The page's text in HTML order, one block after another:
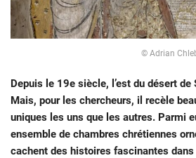
© Adrian
Depuis le 19e siècle, l’est du désert de
Mais, pour les chercheurs, il recèle
uniques les uns que les autres. Parmi
ensemble de chambres chrétiennes
cachent des histoires fascinantes dans